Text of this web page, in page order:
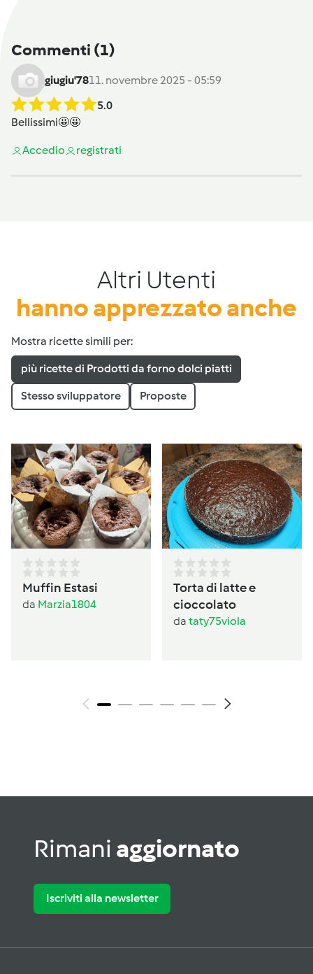
Commenti (1)
giugiu'7811. novembre 2025 - 05:59
5.0
Bellissimi🤩🤩
Accedio registrati
Altri Utenti
hanno apprezzato anche
Mostra ricette simili per:
più ricette di Prodotti da forno dolci piatti
Stesso sviluppatore Proposte
Muffin Estasi
da Marzia1804
Torta di latte e
cioccolato
da taty75viola
Rimani aggiornato
Iscriviti alla newsletter